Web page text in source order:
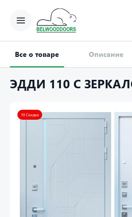
Все о товаре Описание
ЭДДИ 110 С
10 Скидка